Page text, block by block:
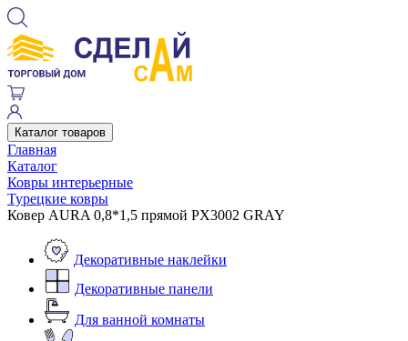
Каталог товаров
Главная
Каталог
Ковры интерьерные
Турецкие ковры
Ковер AURA 0,8*1,5 прямой PX3002 GRAY
Декоративные наклейки
Декоративные панели
Для ванной комнаты